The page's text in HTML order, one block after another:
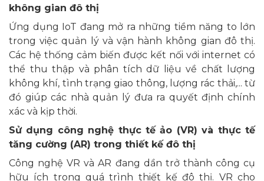
không gian đô thị
Ứng dụng IoT đang mở ra những tiềm năng to lớn
trong việc quản lý và vận hành không gian đô thị.
Các hệ thống cảm biến được kết nối với internet có
thể thu thập và phân tích dữ liệu về chất lượng
không khí, tình trạng giao thông, lượng rác thải,... từ
đó giúp các nhà quản lý đưa ra quyết định chính
xác và kịp thời.
Sử dụng công nghệ thực tế ảo (VR) và thực tế
tăng cường (AR) trong thiết kế đô thị
Công nghệ VR và AR đang dần trở thành công cụ
hữu ích trong quá trình thiết kế đô thị. VR cho